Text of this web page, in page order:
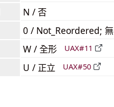
N / 否
0 / Not_Reordered; 無
W / 全形 UAX#11
U / 正立 UAX#50